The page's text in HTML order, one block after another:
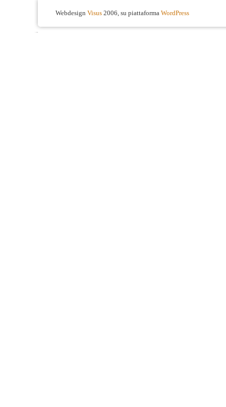
Webdesign Visus 2006, su piattaforma WordPress